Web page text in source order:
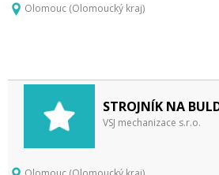
Olomouc (Olomoucký kraj)
STROJNÍK NA
VSJ mechanizace s.r.o.